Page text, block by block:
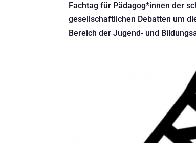
Fachtag für Pädagog*innen der
gesellschaftlichen Debatten um
Bereich der Jugend- und